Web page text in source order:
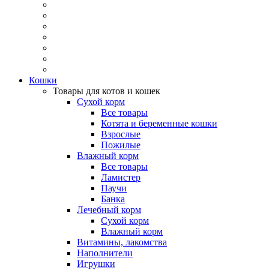
Кошки
Товары для котов и кошек
Сухой корм
Все товары
Котята и беременные кошки
Взрослые
Пожилые
Влажный корм
Все товары
Ламистер
Паучи
Банка
Лечебный корм
Сухой корм
Влажный корм
Витамины, лакомства
Наполнители
Игрушки